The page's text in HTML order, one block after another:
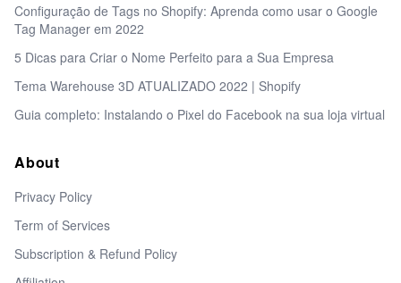
Configuração de Tags no Shopify: Aprenda como usar o Google
Tag Manager em 2022
5 Dicas para Criar o Nome Perfeito para a Sua Empresa
Tema Warehouse 3D ATUALIZADO 2022 | Shopify
Guia completo: Instalando o Pixel do Facebook na sua loja virtual
About
Privacy Policy
Term of Services
Subscription & Refund Policy